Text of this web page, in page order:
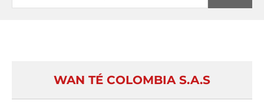
WAN TÉ COLOMBIA S.A.S